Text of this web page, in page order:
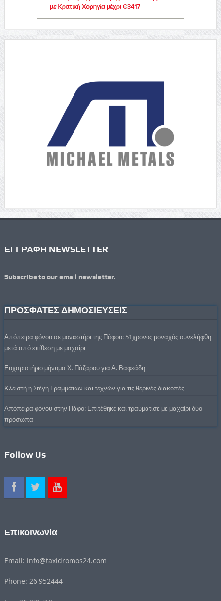
ΕΓΓΡΑΦΗ NEWSLETTER
Subscribe to our email newsletter.
ΠΡΟΣΦΑΤΕΣ ΔΗΜΟΣΙΕΥΣΕΙΣ
Απόπειρα φόνου σε μοναστήρι της Πάφου: 51χρονος μοναχός συνελήφθη
μετά από επίθεση με μαχαίρι
Ευχαριστήριο μήνυμα Χ. Πάζαρου για Α. Βαφεάδη
Κλειστή η Στέγη Γραμμάτων και τεχνών για τις θερινές διακοπές
Απόπειρα φόνου στην Πάφο: Επιτέθηκε και τραυμάτισε με μαχαίρι δύο
πρόσωπα
Follow Us
Επικοινωνία
Email: info@taxidromos24.com
Phone: 26 952444